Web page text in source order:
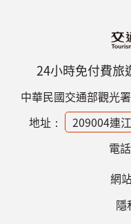
24小時免付費旅
中華民國交通部觀光
地址：
209004連
電話
網
隱